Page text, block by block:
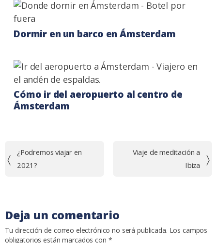
Dormir en un barco en Ámsterdam
Cómo ir del aeropuerto al centro de
Ámsterdam
Navegación
de
¿Podremos viajar en
2021?
Viaje de meditación a
Ibiza
Deja un comentario
Tu dirección de correo electrónico no será publicada. Los campos
obligatorios están marcados con *